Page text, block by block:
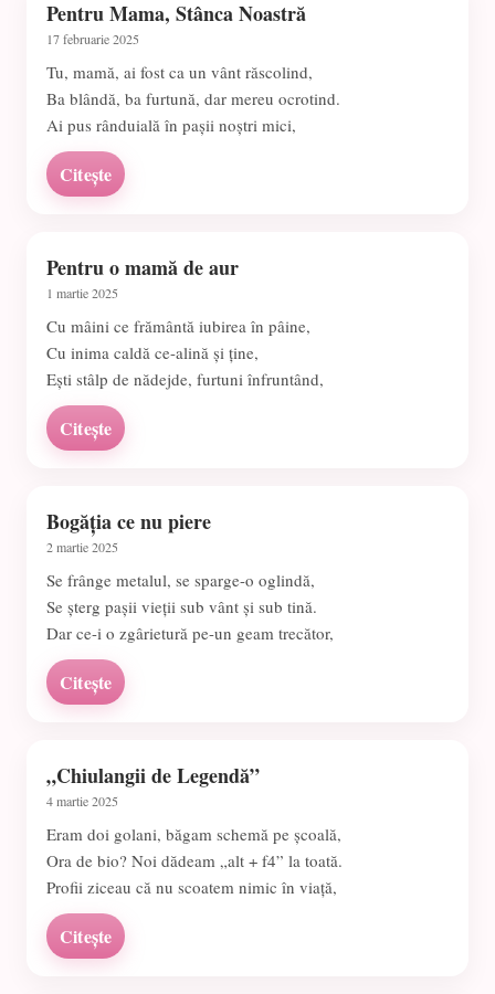
Pentru Mama, Stânca Noastră
17 februarie 2025
Tu, mamă, ai fost ca un vânt răscolind,
Ba blândă, ba furtună, dar mereu ocrotind.
Ai pus rânduială în pașii noștri mici,
Citește
Pentru o mamă de aur
1 martie 2025
Cu mâini ce frământă iubirea în pâine,
Cu inima caldă ce-alină și ține,
Ești stâlp de nădejde, furtuni înfruntând,
Citește
Bogăția ce nu piere
2 martie 2025
Se frânge metalul, se sparge-o oglindă,
Se șterg pașii vieții sub vânt și sub tină.
Dar ce-i o zgârietură pe-un geam trecător,
Citește
„Chiulangii de Legendă”
4 martie 2025
Eram doi golani, băgam schemă pe școală,
Ora de bio? Noi dădeam „alt + f4” la toată.
Profii ziceau că nu scoatem nimic în viață,
Citește